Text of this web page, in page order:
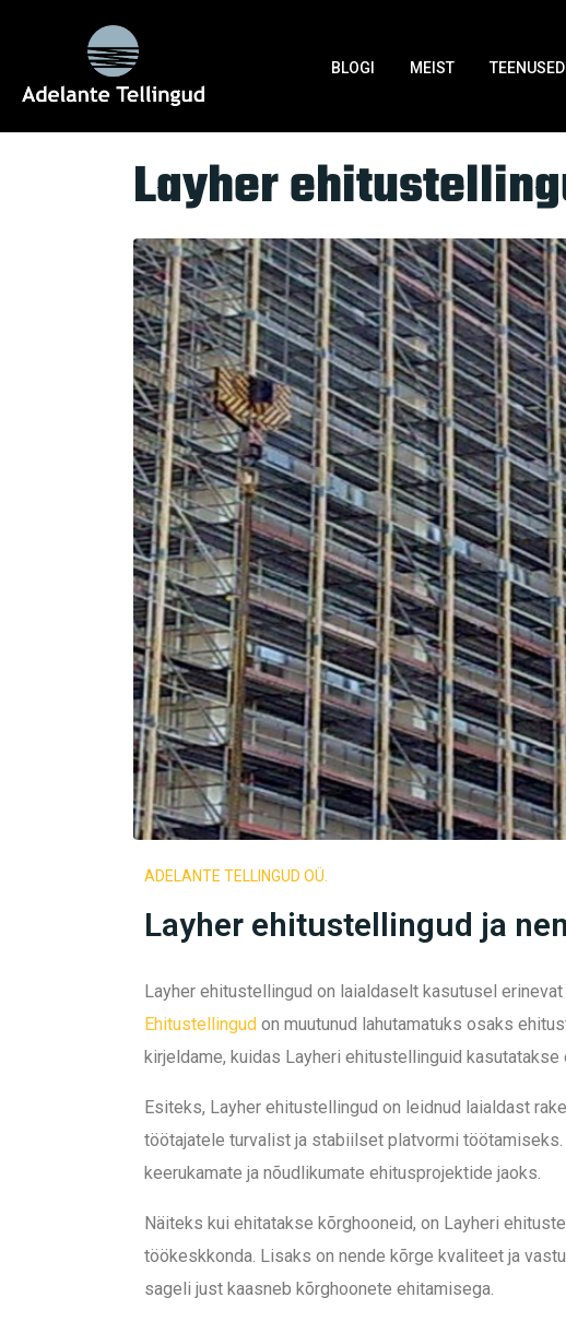
BLOGI MEIST TEENUSED
Silt:
Home
Layher
ADELANTE TELLINGUD OÜ.
Layher ehitustellingud ja
Layher ehitustellingud on laialdaselt kasutusel
Ehitustellingud on muutunud lahutamatuks osaks
kirjeldame, kuidas Layheri ehitustellinguid
Esiteks, Layher ehitustellingud on leidnud laialdast
töötajatele turvalist ja stabiilset platvormi
keerukamate ja nõudlikumate ehitusprojektide jaoks.
Näiteks kui ehitatakse kõrghooneid, on Layheri
töökeskkonda. Lisaks on nende kõrge kvaliteet ja
sageli just kaasneb kõrghoonete ehitamisega.